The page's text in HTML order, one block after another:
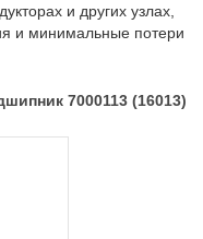
и других узлах,
и минимальные потери
7000113 (16013)